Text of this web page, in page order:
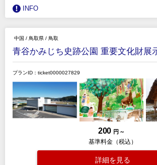
INFO
中国 / 鳥取県 / 鳥取
青谷かみじち史跡公園 重要文化財展
プランID：ticket0000027829
200 円 ～
基準料金（税込）
詳細を見る